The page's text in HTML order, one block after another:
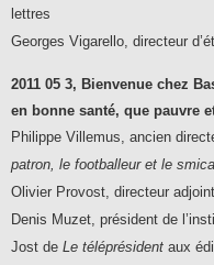
lettres
Georges Vigarello, directeur
2011 05 3, Bienvenue chez
en bonne santé, que pauvre
Philippe Villemus, ancien
patron, le footballeur et le
Olivier Provost, directeur
Denis Muzet, président de
Jost de Le téléprésident aux